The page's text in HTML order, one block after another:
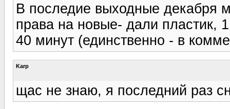
В последие выходные декабря
права на новые- дали пластик,
40 минут (единственно - в
Karp
щас не знаю, я последний раз